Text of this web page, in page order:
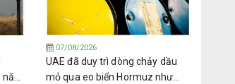
07/08/2026
UAE đã duy trì dòng chảy dầu
mỏ qua eo biển Hormuz như